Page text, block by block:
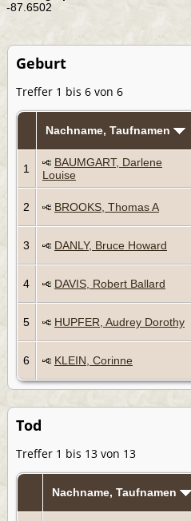
-87.6502
Geburt
Treffer 1 bis 6 von 6
Nachname, Taufnamen
1
BAUMGART, Darlene
Louise
2 BROOKS, Thomas A
3 DANLY, Bruce Howard
4 DAVIS, Robert Ballard
5 HUPFER, Audrey Dorothy
6 KLEIN, Corinne
Tod
Treffer 1 bis 13 von 13
Nachname, Taufnamen